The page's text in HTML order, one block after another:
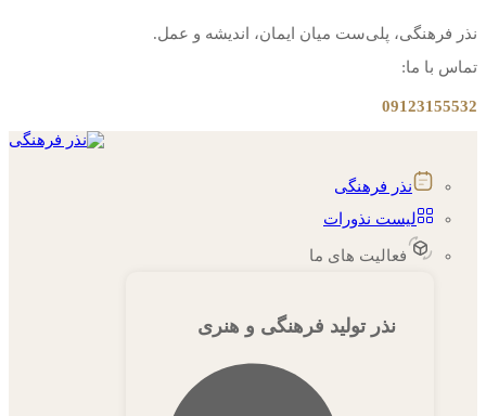
نذر فرهنگی، پلی‌ست میان ایمان، اندیشه و عمل.
تماس با ما:
09123155532
نذر فرهنگی
لیست نذورات
فعالیت های ما
نذر تولید فرهنگی و هنری